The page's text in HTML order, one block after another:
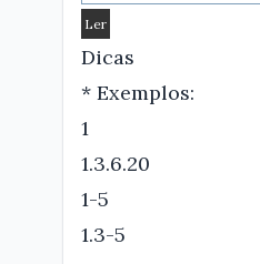
Dicas
* Exemplos:
1
1.3.6.20
1-5
1.3-5